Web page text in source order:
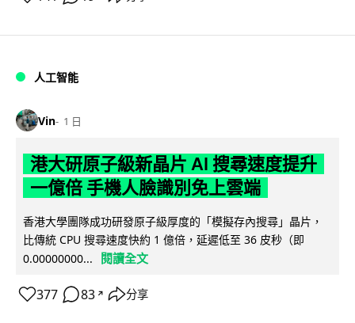
人工智能
Vin 1 日
港大研原子級新晶片 AI 搜尋速度提升
一億倍 手機人臉識別免上雲端
香港大學團隊成功研發原子級厚度的「模擬存內搜尋」晶片，
比傳統 CPU 搜尋速度快約 1 億倍，延遲低至 36 皮秒（即
0.00000000...
閱讀全文
377 83 ↗ 分享